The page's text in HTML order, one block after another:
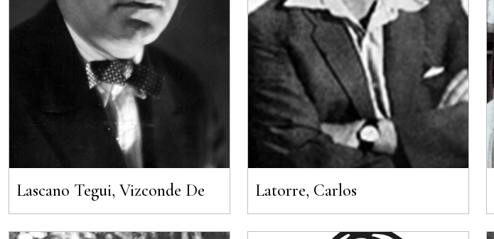
Lascano Tegui, Vizconde De Latorre, Carlos